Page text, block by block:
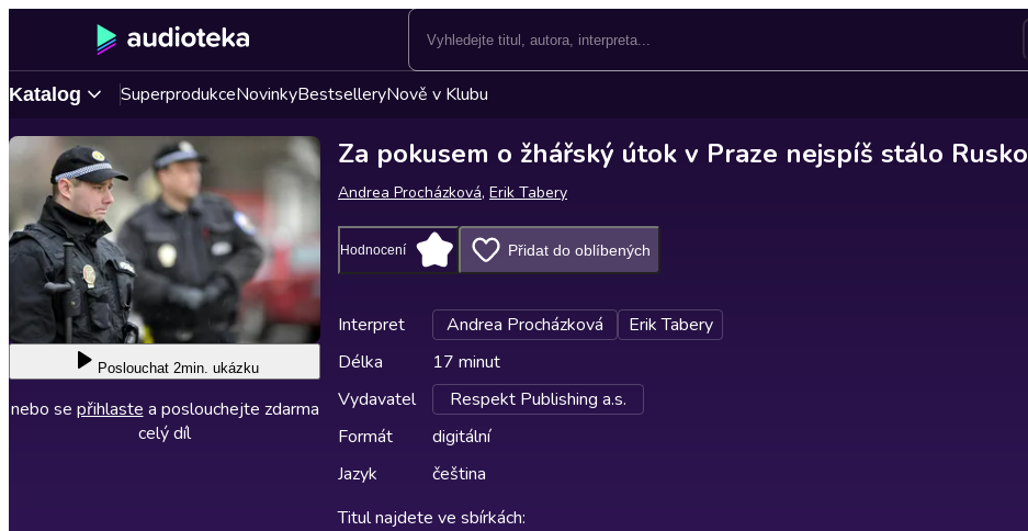
Katalog SuperprodukceNovinkyBestselleryNově v Klubu
Poslouchat 2min. ukázku
nebo se přihlaste a poslouchejte zdarma
celý díl
Za pokusem o žhářský útok v Praze nejspíš stálo Rusko
Andrea Procházková, Erik Tabery
Hodnocení Přidat do oblíbených
Interpret Andrea Procházková
Erik Tabery
Délka
17 minut
Vydavatel
Respekt Publishing a.s.
Formát
digitální
Jazyk
čeština
Titul najdete ve sbírkách: